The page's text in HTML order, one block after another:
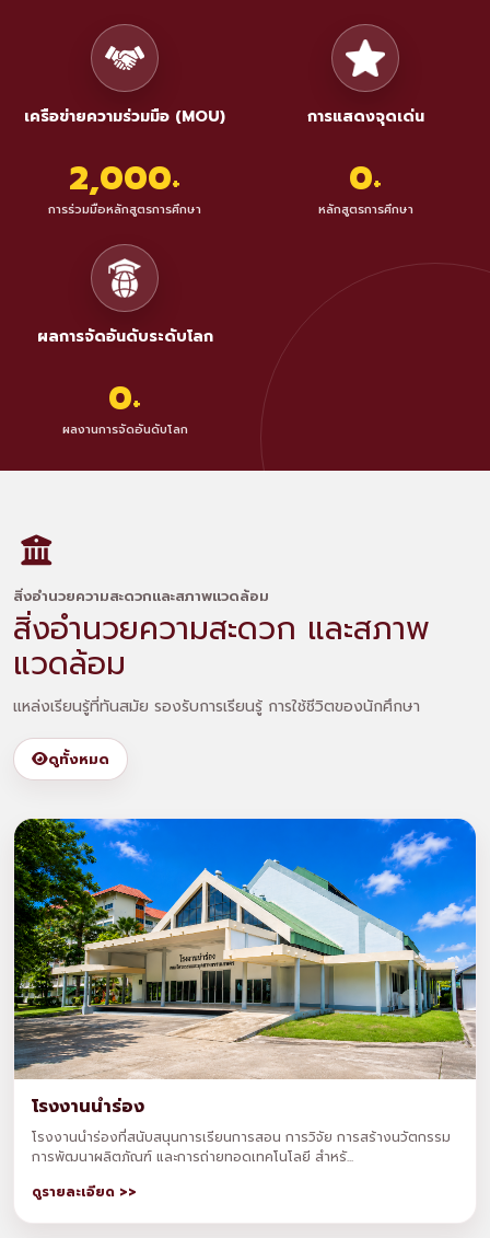
เครือข่ายความร่วมมือ (MOU)
2,000+
การร่วมมือหลักสูตรการศึกษา
การแสดงจุดเด่น
0+
หลักสูตรการศึกษา
ผลการจัดอันดับระดับโลก
0+
ผลงานการจัดอันดับโลก
สิ่งอำนวยความสะดวกและสภาพแวดล้อม
สิ่งอำนวยความสะดวก และสภาพ
แวดล้อม
แหล่งเรียนรู้ที่ทันสมัย รองรับการเรียนรู้ การใช้ชีวิตของนักศึกษา
ดูทั้งหมด
โรงงานนำร่อง
โรงงานนำร่องที่สนับสนุนการเรียนการสอน การวิจัย การสร้างนวัตกรรม
การพัฒนาผลิตภัณฑ์ และการถ่ายทอดเทคโนโลยี สำหรั...
ดูรายละเอียด >>